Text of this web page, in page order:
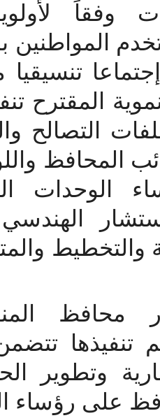
المواطنين
تنسيقيا
المقترح
التصالح
المحافظ
الوحدات
محافظ
تتضمن
على رؤساء